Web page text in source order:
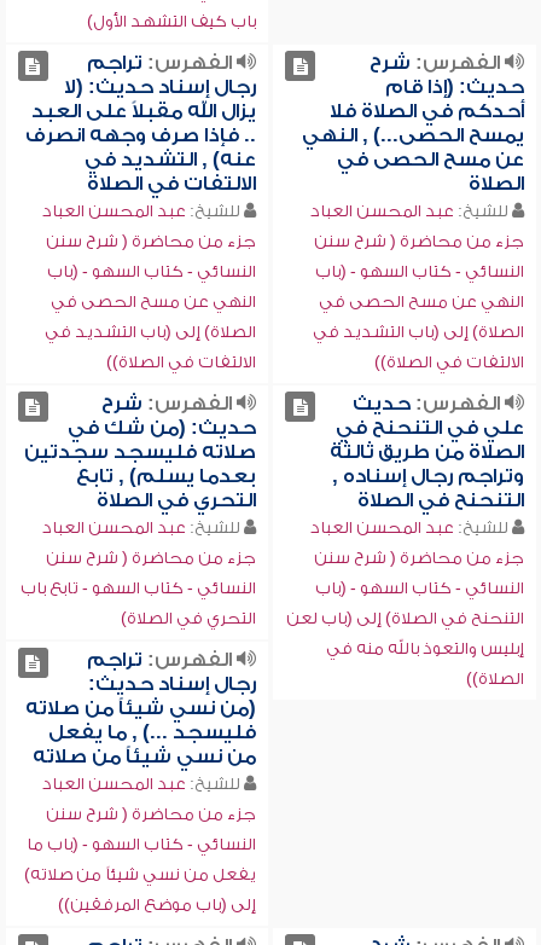
باب كيف التشهد الأول)
الفهرس: شرح
حديث: (إذا قام
أحدكم في الصلاة فلا
يمسح الحصى...) , النهي
عن مسح الحصى في
الصلاة
للشيخ: عبد المحسن العباد
جزء من محاضرة ( شرح سنن
النسائي - كتاب السهو - (باب
النهي عن مسح الحصى في
الصلاة) إلى (باب التشديد في
الالتفات في الصلاة))
الفهرس: تراجم
رجال إسناد حديث: (لا
يزال الله مقبلاً على العبد
.. فإذا صرف وجهه انصرف
عنه) , التشديد في
الالتفات في الصلاة
للشيخ: عبد المحسن العباد
جزء من محاضرة ( شرح سنن
النسائي - كتاب السهو - (باب
النهي عن مسح الحصى في
الصلاة) إلى (باب التشديد في
الالتفات في الصلاة))
الفهرس:حديث
علي في التنحنح في
الصلاة من طريق ثالثة
وتراجم رجال إسناده ,
التنحنح في الصلاة
للشيخ: عبد المحسن العباد
جزء من محاضرة ( شرح سنن
النسائي - كتاب السهو - (باب
التنحنح في الصلاة) إلى (باب لعن
إبليس والتعوذ بالله منه في
الصلاة))
الفهرس: شرح
حديث: (من شك في
صلاته فليسجد سجدتين
بعدما يسلم) , تابع
التحري في الصلاة
للشيخ: عبد المحسن العباد
جزء من محاضرة ( شرح سنن
النسائي - كتاب السهو - تابع باب
التحري في الصلاة)
الفهرس: تراجم
رجال إسناد حديث:
(من نسي شيئاً من صلاته
فليسجد ...) , ما يفعل
من نسي شيئاً من صلاته
للشيخ: عبد المحسن العباد
جزء من محاضرة ( شرح سنن
النسائي - كتاب السهو - (باب ما
يفعل من نسي شيئاً من صلاته)
إلى (باب موضع المرفقين))